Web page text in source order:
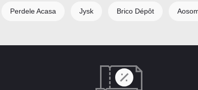
Perdele Acasa Jysk Brico Dépôt